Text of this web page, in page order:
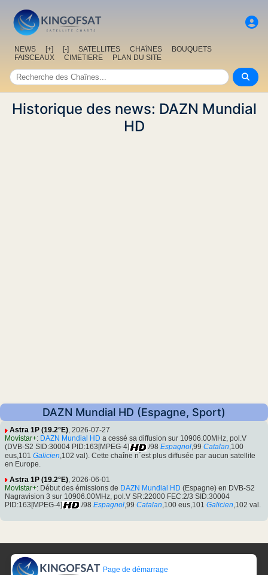
NEWS [+] [-] SATELLITES CHAîNES
BOUQUETS
FAISCEAUX
CIMETIERE PLAN DU SITE
Historique des news: DAZN Mundial
HD
DAZN Mundial HD (Espagne, Sport)
Astra 1P (19.2°E), 2026-07-27
Movistar+: DAZN Mundial HD a cessé sa diffusion sur 10906.00MHz, pol.V
(DVB-S2 SID:30004 PID:163[MPEG-4]
/98 Espagnol,99 Catalan,100
eus,101 Galicien ,102 val). Cette chaîne n´est plus diffusée par aucun satellite
en Europe.
Astra 1P (19.2°E) , 2026-06-01
Movistar+: Début des émissions de DAZN Mundial HD (Espagne) en DVB-S2
Nagravision 3 sur 10906.00MHz, pol.V SR:22000 FEC:2/3 SID:30004
PID:163[MPEG-4]
/98 Espagnol ,99 Catalan ,100 eus,101 Galicien ,102 val.
Page de démarrage